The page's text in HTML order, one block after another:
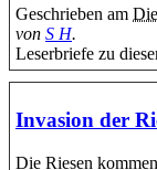
Geschrieben am
von S H.
Leserbriefe zu
Invasion der
Die Riesen